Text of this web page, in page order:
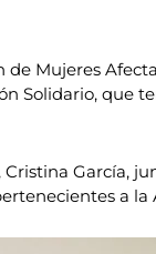
de Mujeres
Solidario, que
García,
a